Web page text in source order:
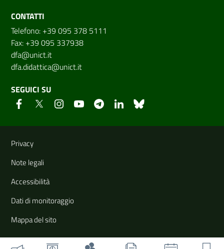
CONTATTI
Telefono: +39 095 378 5111
Fax: +39 095 337938
dfa@unict.it
dfa.didattica@unict.it
SEGUICI SU
Link e informazioni utili
Privacy
Note legali
Accessibilità
Dati di monitoraggio
Mappa del sito